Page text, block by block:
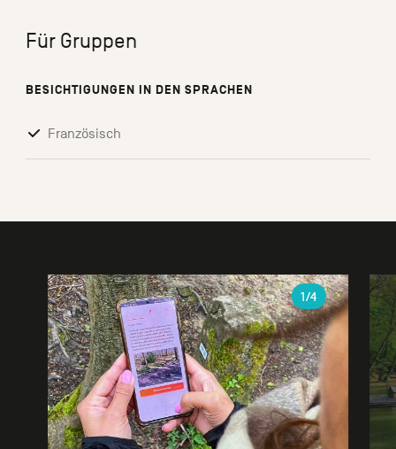
Für Gruppen
BESICHTIGUNGEN IN DEN SPRACHEN
Französisch
Galerie
1/4